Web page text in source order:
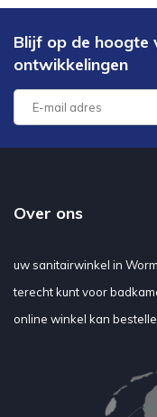
Blijf op de hoogte
ontwikkelingen
Over ons
uw sanitairwinkel in
terecht kunt voor
online winkel kan